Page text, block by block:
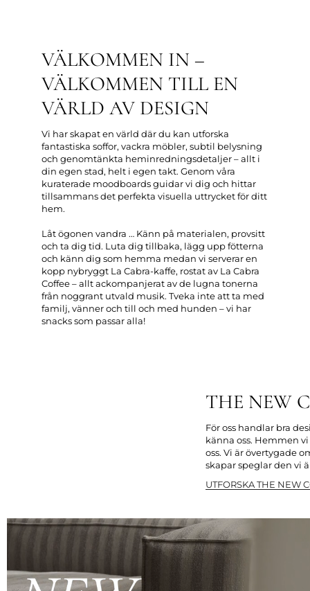
VÄLKOMMEN IN –
VÄLKOMMEN TILL EN
VÄRLD AV DESIGN
Vi har skapat en värld där du kan utforska
fantastiska soffor, vackra möbler, subtil belysning
och genomtänkta heminredningsdetaljer – allt i
din egen stad, helt i egen takt. Genom våra
kuraterade moodboards guidar vi dig och hittar
tillsammans det perfekta visuella uttrycket för ditt
hem.
Låt ögonen vandra … Känn på materialen, provsitt
och ta dig tid. Luta dig tillbaka, lägg upp fötterna
och känn dig som hemma medan vi serverar en
kopp nybryggt La Cabra-kaffe, rostat av La Cabra
Coffee – allt ackompanjerat av de lugna tonerna
från noggrant utvald musik. Tveka inte att ta med
familj, vänner och till och med hunden – vi har
snacks som passar alla!
THE NEW
För oss handlar bra
känna oss. Hemmen
oss. Vi är övertygade
skapar speglar den vi
UTFORSKA THE NEW